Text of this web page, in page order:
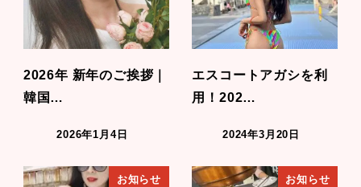
2026年 新年のご挨拶｜
韓国…
2026年1月4日
エスコートアガシを利
用！202…
2024年3月20日
お知らせ お知らせ